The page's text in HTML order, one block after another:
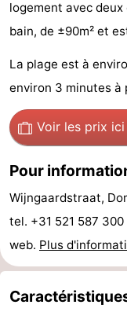
Park
Wijngaerde
Chambre
d'hôtes
Chaumières
Buitenhof
Domburg
-
Hof
Domburg
Westhove
Hôtels
Last
logement avec
bain, de ±90m² et
La plage est à
environ 3 minutes à
Voir les prix ici
Pour
Wijngaardstraat,
tel. +31 521 587 300
web. Plus